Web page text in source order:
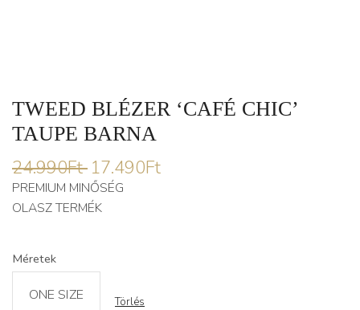
TWEED BLÉZER ‘CAFÉ CHIC’
TAUPE BARNA
24.990Ft 17.490Ft
PREMIUM MINŐSÉG
OLASZ TERMÉK
Méretek
ONE SIZE Törlés